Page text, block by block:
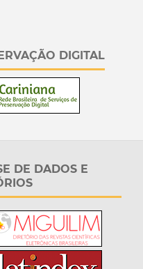
DIGITAL
DE DADOS E